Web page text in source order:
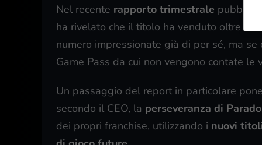
Nel recente
rapporto trimestrale
ha rivelato che il titolo ha venduto oltre 1
numero impressionate già di per sé, ma
Game Pass da cui non vengono contate
Un passaggio del report in particolare
secondo il CEO, la
perseveranza di
dei propri franchise, utilizzando i
nuovi
di gioco future